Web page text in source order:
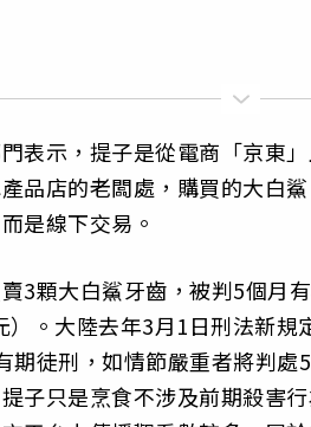
表示，提子是從電商「京東
品店的老闆處，購買的大白
是線下交易。
3顆大白鯊牙齒，被判5個月
。大陸去年3月1日刑法新
期徒刑，如情節嚴重者將判
子只是烹食不涉及前期殺害